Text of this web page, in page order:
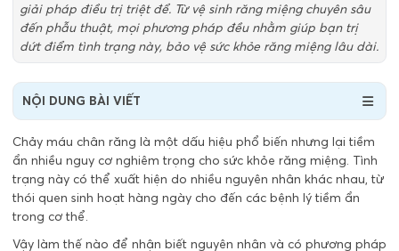
giải pháp điều trị triệt để. Từ vệ sinh răng miệng chuyên sâu
đến phẫu thuật, mọi phương pháp đều nhằm giúp bạn trị
dứt điểm tình trạng này, bảo vệ sức khỏe răng miệng lâu dài.
NỘI DUNG BÀI VIẾT
Chảy máu chân răng là một dấu hiệu phổ biến nhưng lại tiềm
ẩn nhiều nguy cơ nghiêm trọng cho sức khỏe răng miệng. Tình
trạng này có thể xuất hiện do nhiều nguyên nhân khác nhau, từ
thói quen sinh hoạt hàng ngày cho đến các bệnh lý tiềm ẩn
trong cơ thể.
Vậy làm thế nào để nhận biết nguyên nhân và có phương pháp